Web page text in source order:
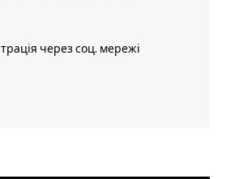
через соц. мережі